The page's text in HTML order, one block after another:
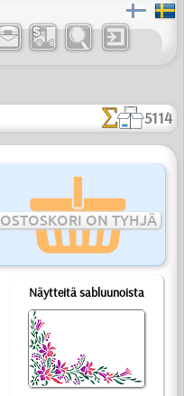
5114
OSTOSKORI ON TYHJÄ
Näytteitä sabluunoista